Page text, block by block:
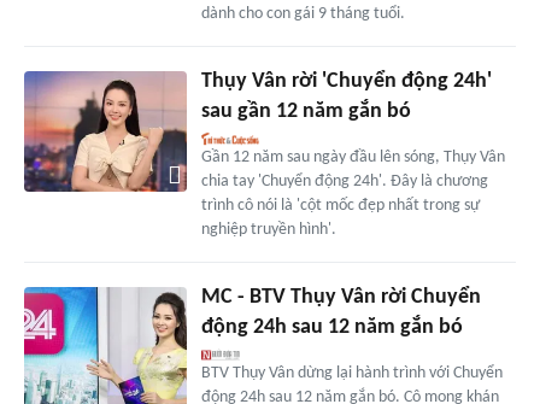
dành cho con gái 9 tháng tuổi.
Thụy Vân rời 'Chuyển động 24h'
sau gần 12 năm gắn bó
Gần 12 năm sau ngày đầu lên sóng, Thụy Vân
chia tay 'Chuyển động 24h'. Đây là chương
trình cô nói là 'cột mốc đẹp nhất trong sự
nghiệp truyền hình'.
MC - BTV Thụy Vân rời Chuyển
động 24h sau 12 năm gắn bó
BTV Thụy Vân dừng lại hành trình với Chuyển
động 24h sau 12 năm gắn bó. Cô mong khán